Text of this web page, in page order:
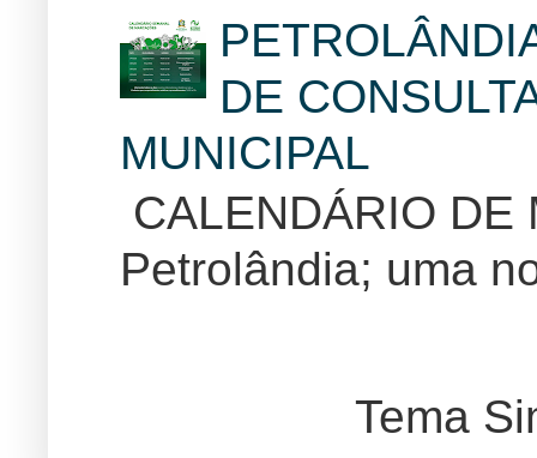
DE
MUNICIPAL
CALENDÁRIO DE
Petrolândia; uma
Tema